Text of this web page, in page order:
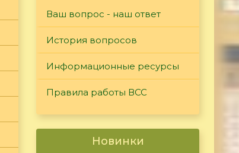
Ваш вопрос - наш ответ
История вопросов
Информационные ресурсы
Правила работы ВСС
Новинки